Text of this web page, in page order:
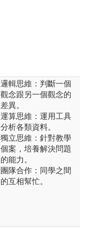
邏輯思維：判斷一個
觀念跟另一個觀念的
差異。
運算思維：運用工具
分析各類資料。
獨立思維：針對教學
個案，培養解決問題
的能力。
團隊合作：同學之間
的互相幫忙。